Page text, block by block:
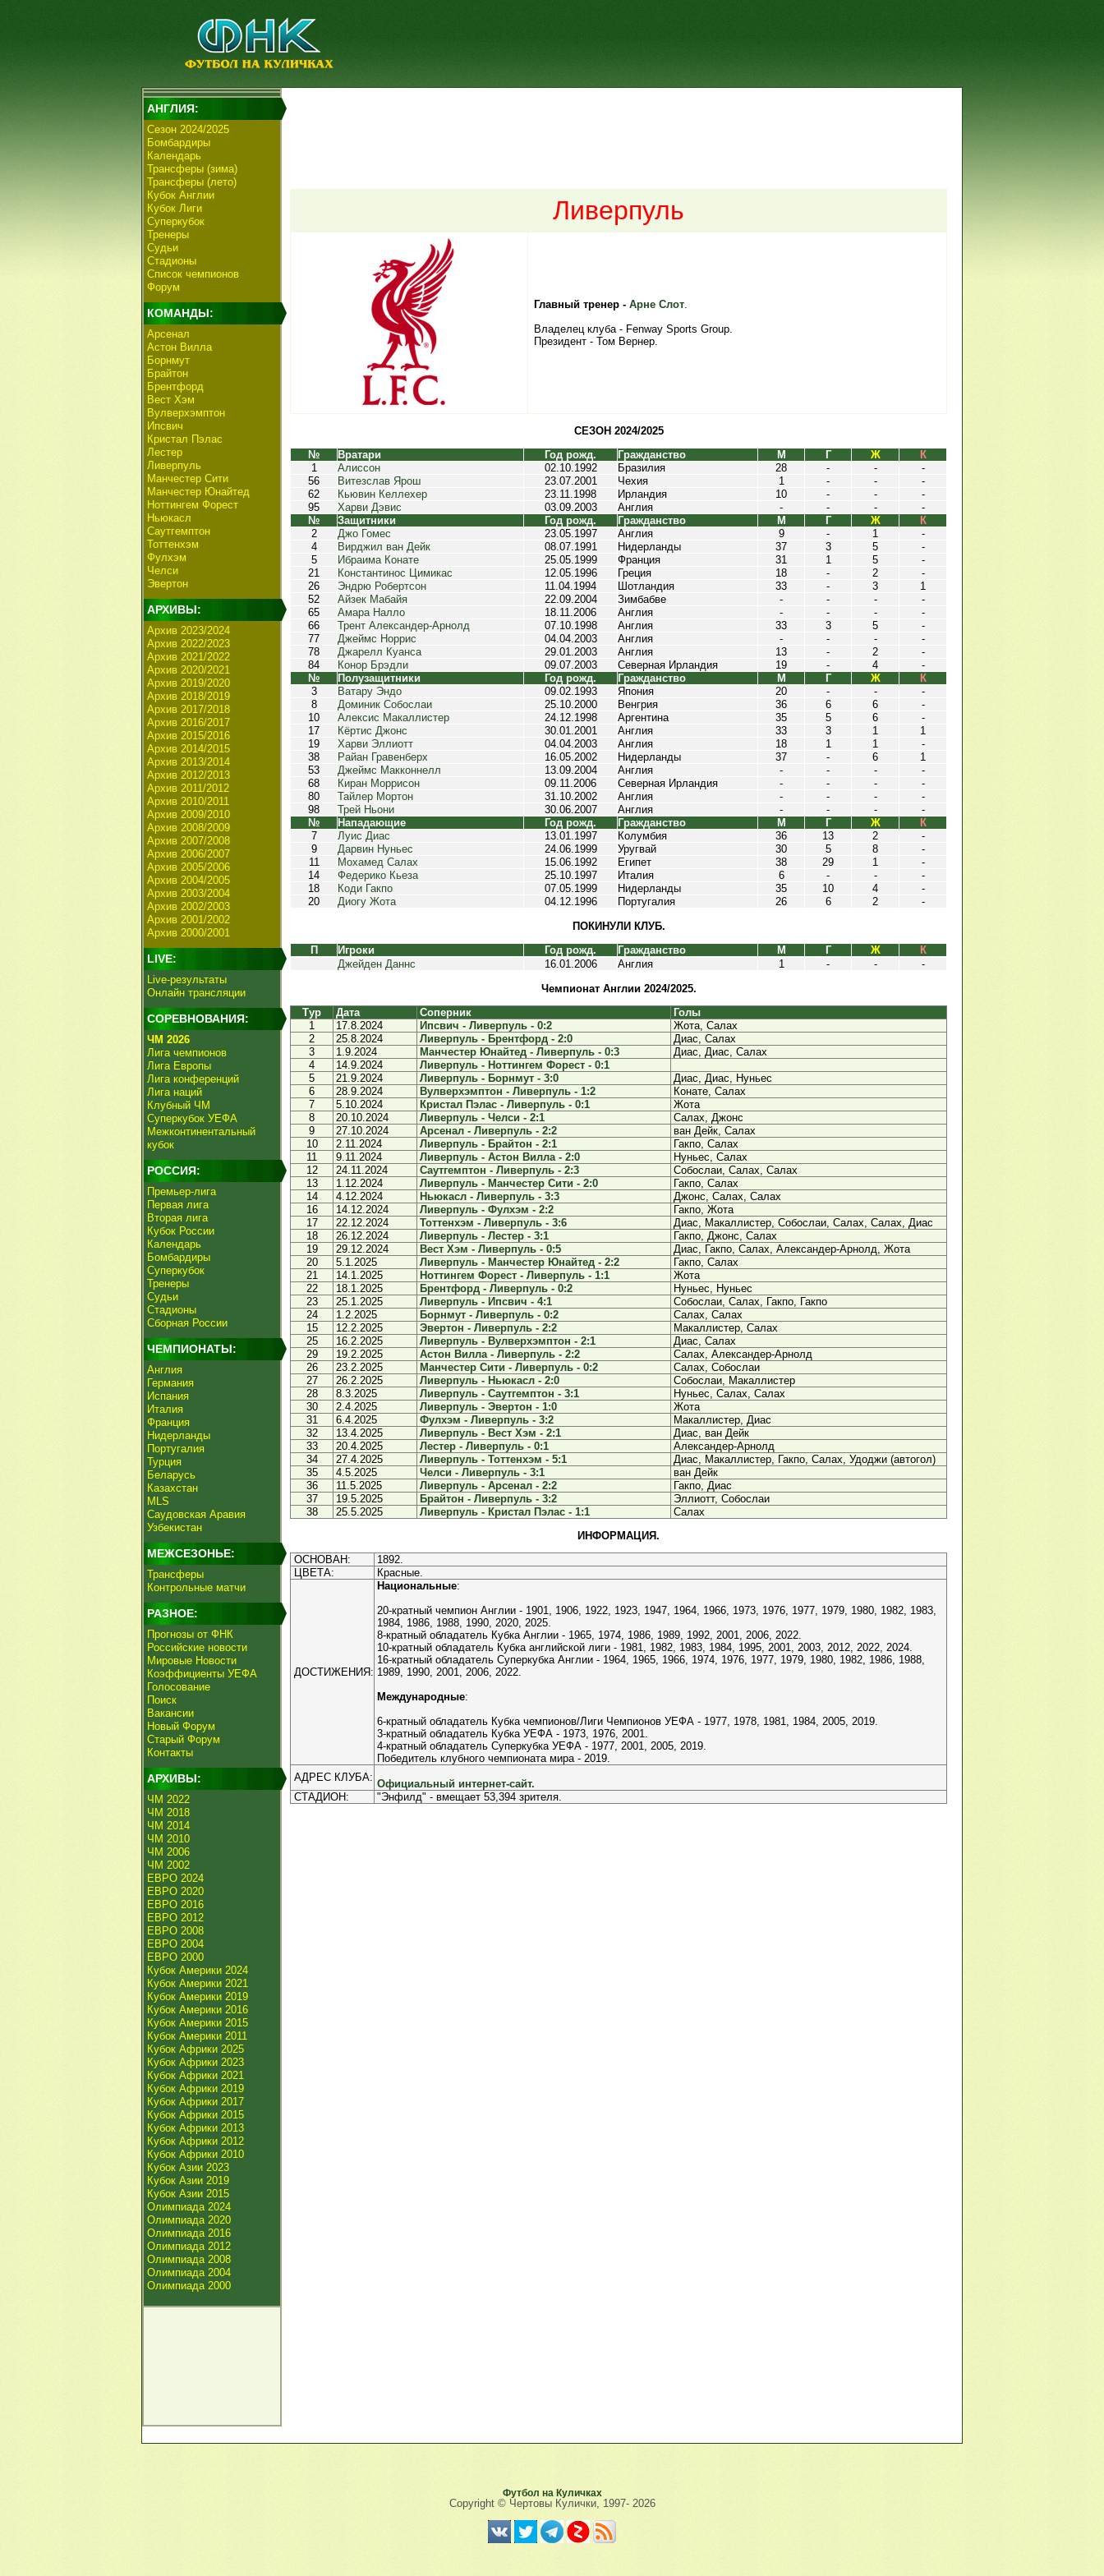
АНГЛИЯ:
Сезон 2024/2025
Бомбардиры
Календарь
Трансферы (зима)
Трансферы (лето)
Кубок Англии
Кубок Лиги
Суперкубок
Тренеры
Судьи
Стадионы
Список чемпионов
Форум
КОМАНДЫ:
Арсенал
Астон Вилла
Борнмут
Брайтон
Брентфорд
Вест Хэм
Вулверхэмптон
Ипсвич
Кристал Пэлас
Лестер
Ливерпуль
Манчестер Сити
Манчестер Юнайтед
Ноттингем Форест
Ньюкасл
Саутгемптон
Тоттенхэм
Фулхэм
Челси
Эвертон
АРХИВЫ:
Архив 2023/2024
Архив 2022/2023
Архив 2021/2022
Архив 2020/2021
Архив 2019/2020
Архив 2018/2019
Архив 2017/2018
Архив 2016/2017
Архив 2015/2016
Архив 2014/2015
Архив 2013/2014
Архив 2012/2013
Архив 2011/2012
Архив 2010/2011
Архив 2009/2010
Архив 2008/2009
Архив 2007/2008
Архив 2006/2007
Архив 2005/2006
Архив 2004/2005
Архив 2003/2004
Архив 2002/2003
Архив 2001/2002
Архив 2000/2001
LIVE:
Live-результаты
Онлайн трансляции
СОРЕВНОВАНИЯ:
ЧМ 2026
Лига чемпионов
Лига Европы
Лига конференций
Лига наций
Клубный ЧМ
Суперкубок УЕФА
Межконтинентальный
кубок
РОССИЯ:
Премьер-лига
Первая лига
Вторая лига
Кубок России
Календарь
Бомбардиры
Суперкубок
Тренеры
Судьи
Стадионы
Сборная России
ЧЕМПИОНАТЫ:
Англия
Германия
Испания
Италия
Франция
Нидерланды
Португалия
Турция
Беларусь
Казахстан
MLS
Саудовская Аравия
Узбекистан
МЕЖСЕЗОНЬЕ:
Трансферы
Контрольные матчи
РАЗНОЕ:
Прогнозы от ФНК
Российские новости
Мировые Новости
Коэффициенты УЕФА
Голосование
Поиск
Вакансии
Новый Форум
Старый Форум
Контакты
АРХИВЫ:
ЧМ 2022
ЧМ 2018
ЧМ 2014
ЧМ 2010
ЧМ 2006
ЧМ 2002
ЕВРО 2024
ЕВРО 2020
ЕВРО 2016
ЕВРО 2012
ЕВРО 2008
ЕВРО 2004
ЕВРО 2000
Кубок Америки 2024
Кубок Америки 2021
Кубок Америки 2019
Кубок Америки 2016
Кубок Америки 2015
Кубок Америки 2011
Кубок Африки 2025
Кубок Африки 2023
Кубок Африки 2021
Кубок Африки 2019
Кубок Африки 2017
Кубок Африки 2015
Кубок Африки 2013
Кубок Африки 2012
Кубок Африки 2010
Кубок Азии 2023
Кубок Азии 2019
Кубок Азии 2015
Олимпиада 2024
Олимпиада 2020
Олимпиада 2016
Олимпиада 2012
Олимпиада 2008
Олимпиада 2004
Олимпиада 2000
Ливерпуль
Главный тренер - Арне Слот.
Владелец клуба - Fenway Sports Group.
Президент - Том Вернер.
СЕЗОН 2024/2025
№
Вратари Год рожд. Гражданство М Г Ж
К
1
Алиссон 02.10.1992 Бразилия 28 - -
-
56
Витезслав Ярош 23.07.2001 Чехия 1 - -
-
62
Кьювин Келлехер 23.11.1998 Ирландия 10 - -
-
95
Харви Дэвис 03.09.2003 Англия - - -
-
№
Защитники Год рожд. Гражданство М Г Ж
К
2
Джо Гомес 23.05.1997 Англия 9 - 1
-
4
Вирджил ван Дейк 08.07.1991 Нидерланды 37 3 5
-
5
Ибраима Конате 25.05.1999 Франция 31 1 5
-
21
Константинос Цимикас 12.05.1996 Греция 18 - 2
-
26
Эндрю Робертсон 11.04.1994 Шотландия 33 - 3
1
52
Айзек Мабайя 22.09.2004 Зимбабве - - -
-
65
Амара Налло 18.11.2006 Англия - - -
-
66
Трент Александер-Арнолд 07.10.1998 Англия 33 3 5
-
77
Джеймс Норрис 04.04.2003 Англия - - -
-
78
Джарелл Куанса 29.01.2003 Англия 13 - 2
-
84
Конор Брэдли 09.07.2003 Северная Ирландия 19 - 4
-
№
Полузащитники Год рожд. Гражданство М Г Ж
К
3
Ватару Эндо 09.02.1993 Япония 20 - -
-
8
Доминик Собослаи 25.10.2000 Венгрия 36 6 6
-
10
Алексис Макаллистер 24.12.1998 Аргентина 35 5 6
-
17
Кёртис Джонс 30.01.2001 Англия 33 3 1
1
19
Харви Эллиотт 04.04.2003 Англия 18 1 1
-
38
Райан Гравенберх 16.05.2002 Нидерланды 37 - 6
1
53
Джеймс Макконнелл 13.09.2004 Англия - - -
-
68
Киран Моррисон 09.11.2006 Северная Ирландия - - -
-
80
Тайлер Мортон 31.10.2002 Англия - - -
-
98
Трей Ньони 30.06.2007 Англия - - -
-
№
Нападающие Год рожд. Гражданство М Г Ж
К
7
Луис Диас 13.01.1997 Колумбия 36 13 2
-
9
Дарвин Нуньес 24.06.1999 Уругвай 30 5 8
-
11
Мохамед Салах 15.06.1992 Египет 38 29 1
-
14
Федерико Кьеза 25.10.1997 Италия 6 - -
-
18
Коди Гакпо 07.05.1999 Нидерланды 35 10 4
-
20
Диогу Жота 04.12.1996 Португалия 26 6 2
-
ПОКИНУЛИ КЛУБ.
П
Игроки Год рожд. Гражданство М Г Ж
К
Джейден Даннс
16.01.2006 Англия 1 - -
-
Чемпионат Англии 2024/2025.
Тур
Дата Соперник
Голы
1
17.8.2024 Ипсвич - Ливерпуль - 0:2
Жота, Салах
2
25.8.2024 Ливерпуль - Брентфорд - 2:0
Диас, Салах
3
1.9.2024 Манчестер Юнайтед - Ливерпуль - 0:3
Диас, Диас, Салах
4
14.9.2024
Ливерпуль - Ноттингем Форест - 0:1
5
21.9.2024 Ливерпуль - Борнмут - 3:0
Диас, Диас, Нуньес
6
28.9.2024 Вулверхэмптон - Ливерпуль - 1:2
Конате, Салах
7
5.10.2024 Кристал Пэлас - Ливерпуль - 0:1
Жота
8
20.10.2024 Ливерпуль - Челси - 2:1
Салах, Джонс
9
27.10.2024 Арсенал - Ливерпуль - 2:2
ван Дейк, Салах
10
2.11.2024 Ливерпуль - Брайтон - 2:1
Гакпо, Салах
11
9.11.2024 Ливерпуль - Астон Вилла - 2:0
Нуньес, Салах
12
24.11.2024 Саутгемптон - Ливерпуль - 2:3
Собослаи, Салах, Салах
13
1.12.2024 Ливерпуль - Манчестер Сити - 2:0
Гакпо, Салах
14
4.12.2024 Ньюкасл - Ливерпуль - 3:3
Джонс, Салах, Салах
16
14.12.2024 Ливерпуль - Фулхэм - 2:2
Гакпо, Жота
17
22.12.2024 Тоттенхэм - Ливерпуль - 3:6
Диас, Макаллистер, Собослаи, Салах, Салах, Диас
18
26.12.2024 Ливерпуль - Лестер - 3:1
Гакпо, Джонс, Салах
19
29.12.2024 Вест Хэм - Ливерпуль - 0:5
Диас, Гакпо, Салах, Александер-Арнолд, Жота
20
5.1.2025 Ливерпуль - Манчестер Юнайтед - 2:2
Гакпо, Салах
21
14.1.2025 Ноттингем Форест - Ливерпуль - 1:1
Жота
22
18.1.2025 Брентфорд - Ливерпуль - 0:2
Нуньес, Нуньес
23
25.1.2025 Ливерпуль - Ипсвич - 4:1
Собослаи, Салах, Гакпо, Гакпо
24
1.2.2025 Борнмут - Ливерпуль - 0:2
Салах, Салах
15
12.2.2025 Эвертон - Ливерпуль - 2:2
Макаллистер, Салах
25
16.2.2025 Ливерпуль - Вулверхэмптон - 2:1
Диас, Салах
29
19.2.2025 Астон Вилла - Ливерпуль - 2:2
Салах, Александер-Арнолд
26
23.2.2025 Манчестер Сити - Ливерпуль - 0:2
Салах, Собослаи
27
26.2.2025 Ливерпуль - Ньюкасл - 2:0
Собослаи, Макаллистер
28
8.3.2025 Ливерпуль - Саутгемптон - 3:1
Нуньес, Салах, Салах
30
2.4.2025 Ливерпуль - Эвертон - 1:0
Жота
31
6.4.2025 Фулхэм - Ливерпуль - 3:2
Макаллистер, Диас
32
13.4.2025 Ливерпуль - Вест Хэм - 2:1
Диас, ван Дейк
33
20.4.2025 Лестер - Ливерпуль - 0:1
Александер-Арнолд
34
27.4.2025 Ливерпуль - Тоттенхэм - 5:1
Диас, Макаллистер, Гакпо, Салах, Удоджи (автогол)
35
4.5.2025 Челси - Ливерпуль - 3:1
ван Дейк
36
11.5.2025 Ливерпуль - Арсенал - 2:2
Гакпо, Диас
37
19.5.2025 Брайтон - Ливерпуль - 3:2
Эллиотт, Собослаи
38
25.5.2025 Ливерпуль - Кристал Пэлас - 1:1
Салах
ИНФОРМАЦИЯ.
ОСНОВАН:
1892.
ЦВЕТА:
Красные.
ДОСТИЖЕНИЯ:
Национальные:
20-кратный чемпион Англии - 1901, 1906, 1922, 1923, 1947, 1964, 1966, 1973, 1976, 1977, 1979, 1980, 1982, 1983,
1984, 1986, 1988, 1990, 2020, 2025.
8-кратный обладатель Кубка Англии - 1965, 1974, 1986, 1989, 1992, 2001, 2006, 2022.
10-кратный обладатель Кубка английской лиги - 1981, 1982, 1983, 1984, 1995, 2001, 2003, 2012, 2022, 2024.
16-кратный обладатель Суперкубка Англии - 1964, 1965, 1966, 1974, 1976, 1977, 1979, 1980, 1982, 1986, 1988,
1989, 1990, 2001, 2006, 2022.
Международные:
6-кратный обладатель Кубка чемпионов/Лиги Чемпионов УЕФА - 1977, 1978, 1981, 1984, 2005, 2019.
3-кратный обладатель Кубка УЕФА - 1973, 1976, 2001.
4-кратный обладатель Суперкубка УЕФА - 1977, 2001, 2005, 2019.
Победитель клубного чемпионата мира - 2019.
АДРЕС КЛУБА:
Официальный интернет-сайт.
СТАДИОН:
"Энфилд" - вмещает 53,394 зрителя.
Футбол на Куличках
Copyright © Чертовы Кулички, 1997- 2026